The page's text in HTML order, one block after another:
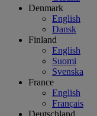
Denmark
English
Dansk
Finland
English
Suomi
Svenska
France
English
Français
Deutschland